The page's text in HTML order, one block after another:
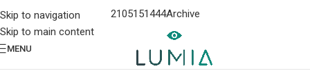
Skip to navigation
Skip to main content
2105151444Archive
MENU